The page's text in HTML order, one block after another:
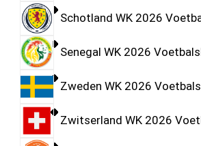
Schotland WK 2026
Senegal WK 2026
Zweden WK 2026
Zwitserland WK 2026